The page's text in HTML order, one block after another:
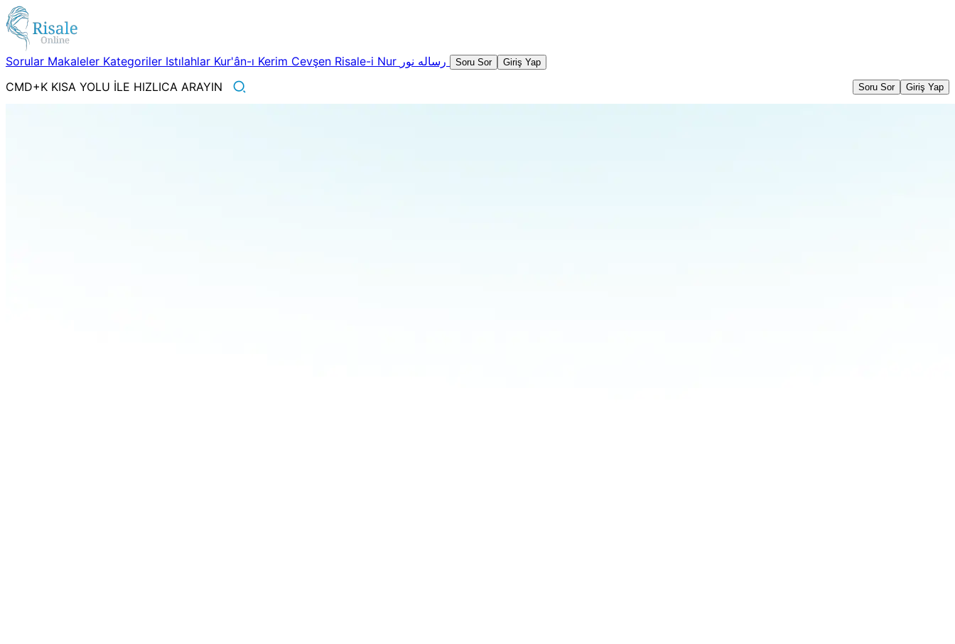
Sorular Makaleler Kategoriler Istılahlar Kur'ân-ı Kerim Cevşen Risale-i Nur Soru Sor Giriş Yap
CMD+K KISA YOLU İLE HIZLICA ARAYIN Soru Sor Giriş Yap